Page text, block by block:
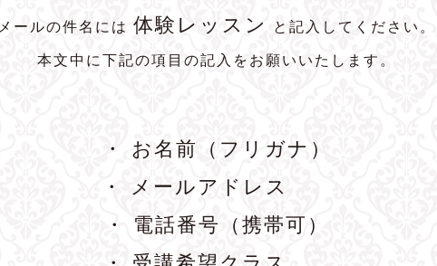
メールの件名には 体験レッスン と記入してください。
本文中に下記の項目の記入をお願いいたします。
・ お名前（フリガナ）
・ メールアドレス
・ 電話番号（携帯可）